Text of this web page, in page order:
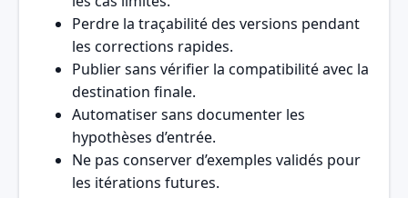
Perdre la traçabilité des versions pendant
les corrections rapides.
Publier sans vérifier la compatibilité avec la
destination finale.
Automatiser sans documenter les
hypothèses d’entrée.
Ne pas conserver d’exemples validés pour
les itérations futures.